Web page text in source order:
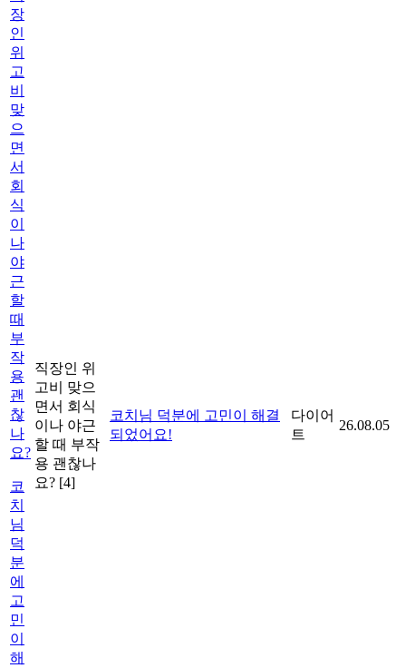
장
인
위
고
비
맞
으
면
서
회
식
이
나
야
근
할
때
부
작
용
괜
찮
나
요?
코
치
님
덕
분
에
고
민
이
해
직장인 위
고비 맞으
면서 회식
이나 야근
할 때 부작
용 괜찮나
요? [4]
코치님 덕분에 고민이 해결
되었어요!
다이어
트
26.08.05